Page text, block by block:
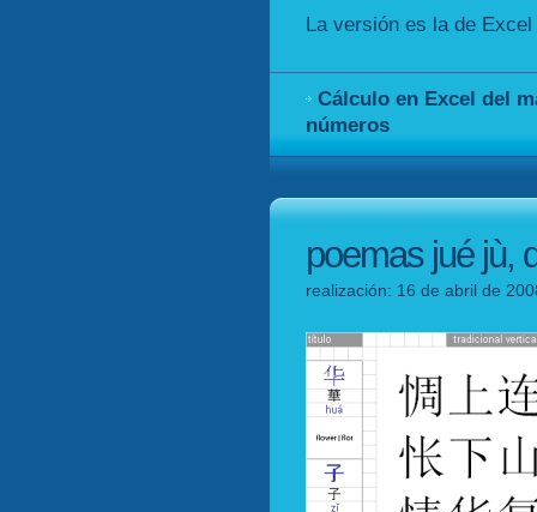
La versión es la de Excel
Cálculo en Excel del
números
poemas jué jù,
realización: 16 de abril de